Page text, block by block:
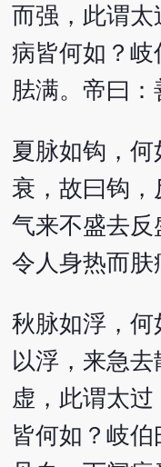
而强，此谓
病皆何如？
胠满。帝曰：
夏脉如钩，
衰，故曰钩
气来不盛去反
令人身热而肤
秋脉如浮，
以浮，来急
虚，此谓太
皆何如？岐